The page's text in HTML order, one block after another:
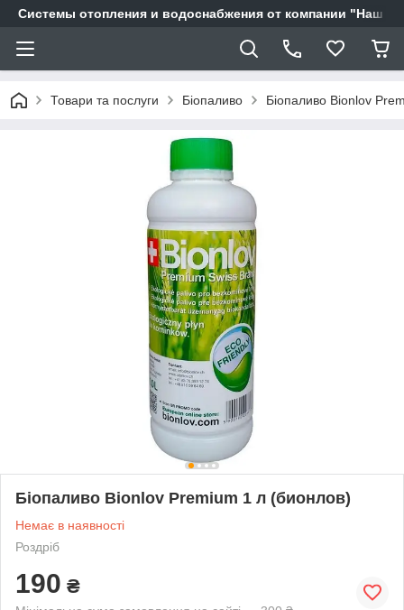
Системы отопления и водоснабжения от компании "Наш
Товари та послуги Біопаливо Біопаливо Bionlov
Біопаливо Bionlov Premium 1 л (бионлов)
Немає в наявності
Роздріб
190 ₴